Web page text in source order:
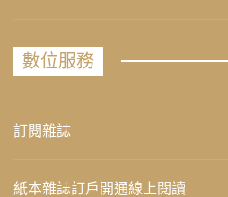
數位服務
訂閱雜誌
紙本雜誌訂戶開通線上閱讀